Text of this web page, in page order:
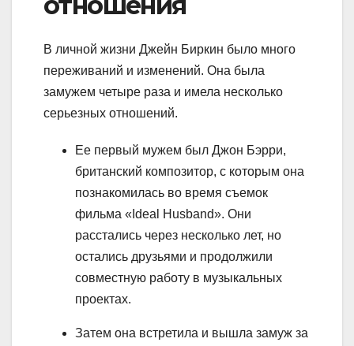
В личной жизни Джейн Биркин было много
переживаний и изменений. Она была
замужем четыре раза и имела несколько
серьезных отношений.
Ее первый мужем был Джон Бэрри,
британский композитор, с которым она
познакомилась во время съемок
фильма «Ideal Husband». Они
расстались через несколько лет, но
остались друзьями и продолжили
совместную работу в музыкальных
проектах.
Затем она встретила и вышла замуж за